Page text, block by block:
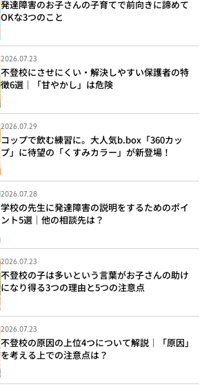
発達障害のお子さんの子育てで前向きに諦めて
OKな3つのこと
2026.07.23
不登校にさせにくい・解決しやすい保護者の特
徴6選｜「甘やかし」は危険
2026.07.29
コップで飲む練習に。大人気b.box「360カッ
プ」に待望の「くすみカラー」が新登場！
2026.07.28
学校の先生に発達障害の説明をするためのポイ
ント5選｜他の相談先は？
2026.07.23
不登校の子は多いという言葉がお子さんの助け
になり得る3つの理由と5つの注意点
2026.07.23
不登校の原因の上位4つについて解説｜「原因」
を考える上での注意点は？